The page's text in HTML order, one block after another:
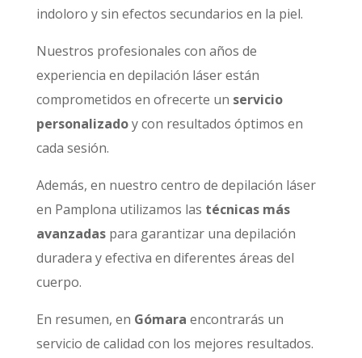
indoloro y sin efectos secundarios en la piel.
Nuestros profesionales con años de
experiencia en depilación láser están
comprometidos en ofrecerte un servicio
personalizadoy con resultados óptimos en
cada sesión.
Además, en nuestro centro de depilación láser
en Pamplona utilizamos las técnicas más
avanzadaspara garantizar una depilación
duradera y efectiva en diferentes áreas del
cuerpo.
En resumen, en Gómara encontrarás un
servicio de calidad con los mejores resultados.